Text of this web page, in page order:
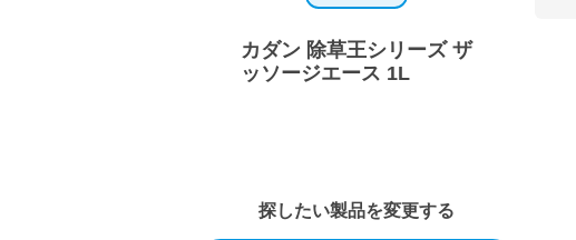
カダン 除草王シリーズ ザ
ッソージエース 1L
探したい製品を変更する